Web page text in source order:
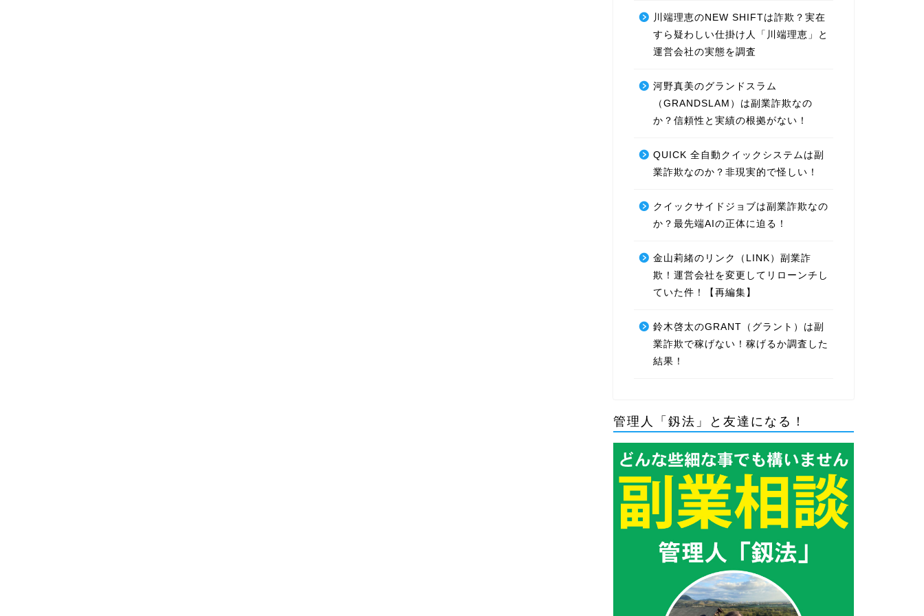
川端理恵のNEW SHIFTは詐欺？実在
すら疑わしい仕掛け人「川端理恵」と
運営会社の実態を調査
河野真美のグランドスラム
（GRANDSLAM）は副業詐欺なの
か？信頼性と実績の根拠がない！
QUICK 全自動クイックシステムは副
業詐欺なのか？非現実的で怪しい！
クイックサイドジョブは副業詐欺なの
か？最先端AIの正体に迫る！
金山莉緒のリンク（LINK）副業詐
欺！運営会社を変更してリローンチし
ていた件！【再編集】
鈴木啓太のGRANT（グラント）は副
業詐欺で稼げない！稼げるか調査した
結果！
管理人「釼法」と友達になる！